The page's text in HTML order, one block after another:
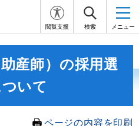
閲覧支援 検索 メニュー
産師）の採用選
いて
ページの内容を印刷